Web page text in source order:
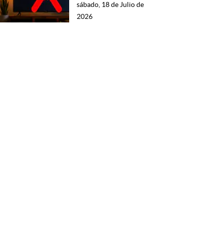
sábado, 18 de Julio de
2026